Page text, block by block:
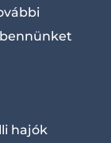
hajók